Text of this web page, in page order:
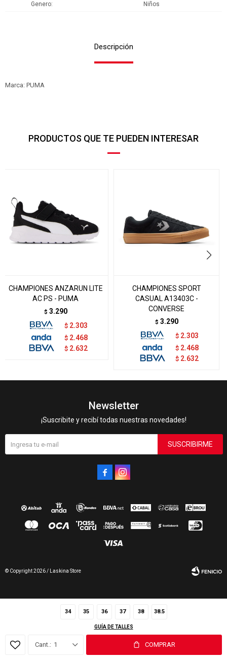
34 35 36 37 38 38.5
GUÍA DE TALLES
1 COMPRAR
Genero Niños
Descripción
Marca: PUMA
PRODUCTOS QUE TE PUEDEN INTERESAR
CHAMPIONES ANZARUN LITE
AC PS - PUMA
$ 3.290
$ 2.303
$ 2.468
$ 2.632
CHAMPIONES SPORT
CASUAL A13403C -
CONVERSE
$ 3.290
$ 2.303
$ 2.468
$ 2.632
Newsletter
¡Suscribite y recibí todas nuestras novedades!
SUSCRIBIRME
 
© Copyright 2026 / Laskina Store